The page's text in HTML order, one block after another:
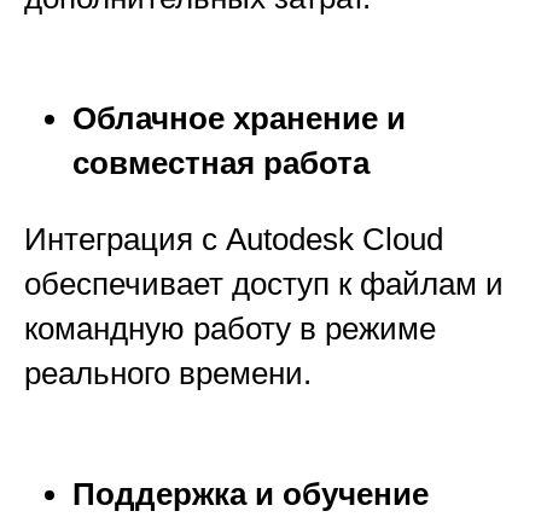
Облачное хранение и
совместная работа
Интеграция с Autodesk Cloud
обеспечивает доступ к файлам и
командную работу в режиме
реального времени.
Поддержка и обучение